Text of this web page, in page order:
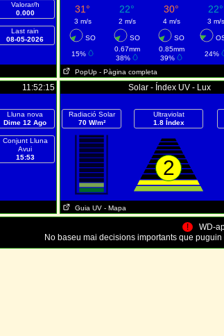
Valorar/h
0.000
Last rain
08-05-2026
31° 22° 30° 22°
3 m/s 2 m/s 4 m/s 3 m/s
SO SO SO
15%
0.67mm
38%
0.85mm
39%
24%
PopUp - Pàgina completa
11:52:15
Lluna nova
Dime 12 Ago
Conjunt Lluna
Avui
15:53
Solar - Índex UV - Lux
Radiació Solar
70 W/m²
Ultraviolat
1.8 Índex
2
Guia UV - Mapa
!
WD-
No baseu mai decisions importants que